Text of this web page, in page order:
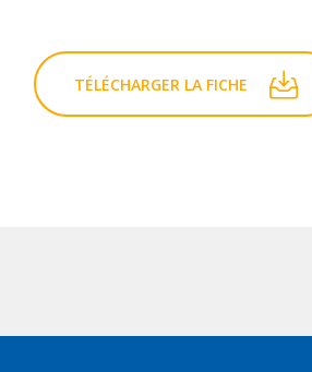
TÉLÉCHARGER LA FICHE